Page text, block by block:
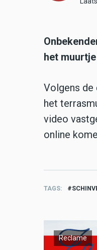
het
Volgens de
het
video
online
TAGS
Reclame